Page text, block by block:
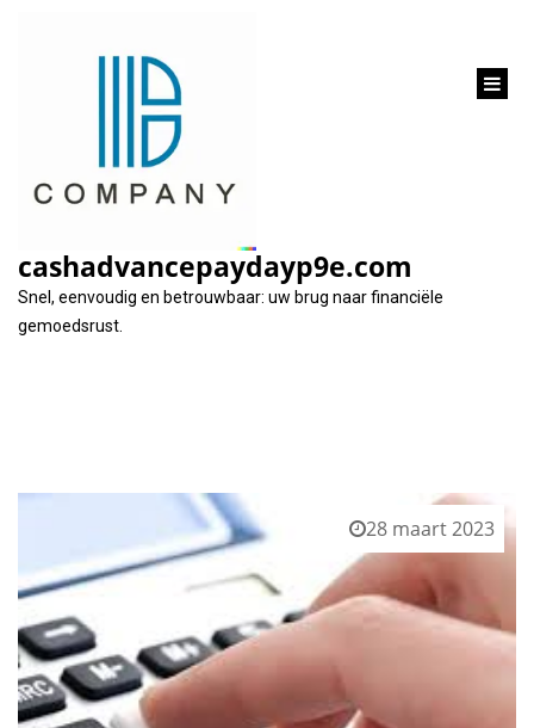
cashadvancepaydayp9e.com
Snel, eenvoudig en betrouwbaar: uw brug naar financiële
gemoedsrust.
Tag:
28 maart 2023